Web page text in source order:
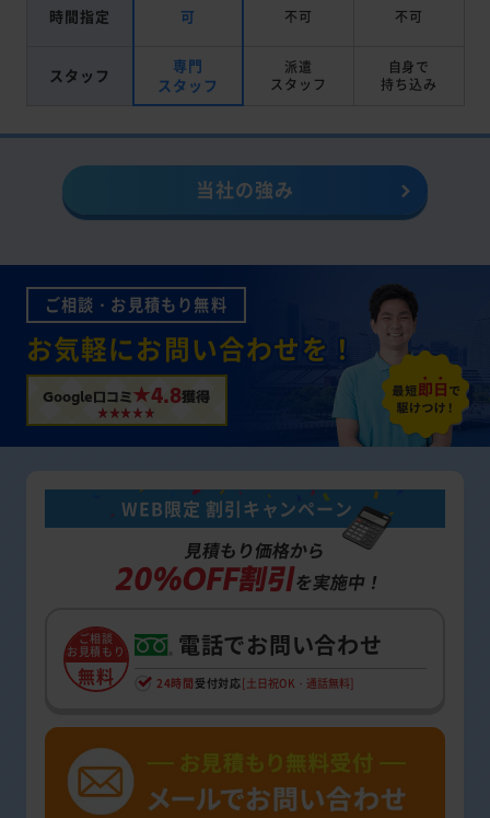
時間指定 可 不可 不可
スタッフ
専門
スタッフ
派遣
スタッフ
自身で
持ち込み
当社の強み
ご相談・お見積もり無料
お気軽にお問い合わせを！
Google口コミ ★4.8獲得
WEB限定 割引キャンペーン
見積もり価格から
20%OFF割引を実施中！
ご相談
お見積もり
無料
電話でお問い合わせ
24時間 受付対応 [土日祝OK・通話無料]